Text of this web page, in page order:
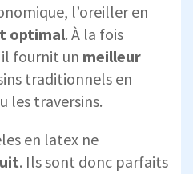
l’oreiller en
optimal. À la fois
fournit un meilleur
traditionnels en
les traversins.
en latex ne
. Ils sont donc parfaits